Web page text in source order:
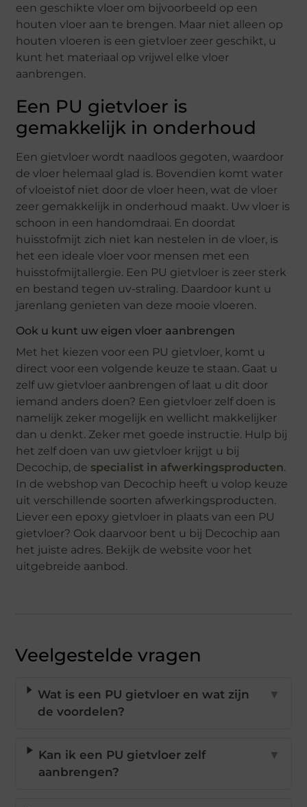
een geschikte vloer om bijvoorbeeld op een
houten vloer aan te brengen. Maar niet alleen op
houten vloeren is een gietvloer zeer geschikt, u
kunt het materiaal op vrijwel elke vloer
aanbrengen.
Een PU gietvloer is
gemakkelijk in onderhoud
Een gietvloer wordt naadloos gegoten, waardoor
de vloer helemaal glad is. Bovendien komt water
of vloeistof niet door de vloer heen, wat de vloer
zeer gemakkelijk in onderhoud maakt. Uw vloer is
schoon in een handomdraai. En doordat
huisstofmijt zich niet kan nestelen in de vloer, is
het een ideale vloer voor mensen met een
huisstofmijtallergie. Een PU gietvloer is zeer sterk
en bestand tegen uv-straling. Daardoor kunt u
jarenlang genieten van deze mooie vloeren.
Ook u kunt uw eigen vloer aanbrengen
Met het kiezen voor een PU gietvloer, komt u
direct voor een volgende keuze te staan. Gaat u
zelf uw gietvloer aanbrengen of laat u dit door
iemand anders doen? Een gietvloer zelf doen is
namelijk zeker mogelijk en wellicht makkelijker
dan u denkt. Zeker met goede instructie. Hulp bij
het zelf doen van uw gietvloer krijgt u bij
Decochip, de specialist in afwerkingsproducten.
In de webshop van Decochip heeft u volop keuze
uit verschillende soorten afwerkingsproducten.
Liever een epoxy gietvloer in plaats van een PU
gietvloer? Ook daarvoor bent u bij Decochip aan
het juiste adres. Bekijk de website voor het
uitgebreide aanbod.
Veelgestelde vragen
Wat is een PU gietvloer en wat zijn
de voordelen?
▼
Kan ik een PU gietvloer zelf
aanbrengen?
▼